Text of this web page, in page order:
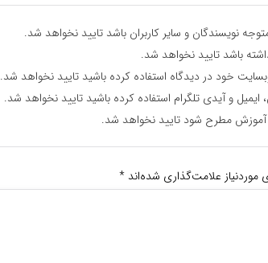
نویسندگان و سایر کاربران باشد تایید نخواهد شد.
باشد تایید نخواهد شد.
خود در دیدگاه استفاده کرده باشید تایید نخواهد شد.
و آیدی تلگرام استفاده کرده باشید تایید نخواهد شد.
آموزش مطرح شود تایید نخواهد شد.
علامت‌گذاری شده‌اند *